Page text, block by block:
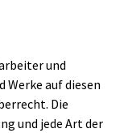
und
auf diesen
Die
und jede Art der